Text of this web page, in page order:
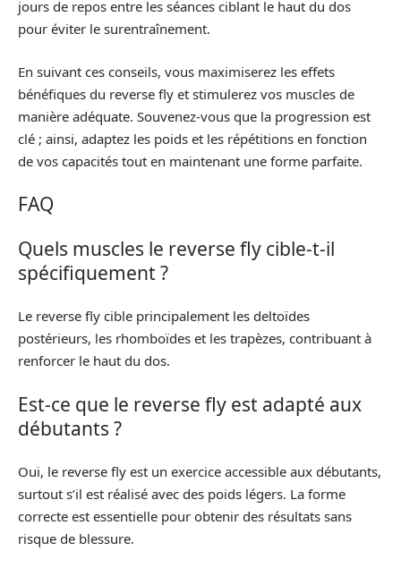
jours de repos entre les séances ciblant le haut du dos
pour éviter le surentraînement.
En suivant ces conseils, vous maximiserez les effets
bénéfiques du reverse fly et stimulerez vos muscles de
manière adéquate. Souvenez-vous que la progression est
clé ; ainsi, adaptez les poids et les répétitions en fonction
de vos capacités tout en maintenant une forme parfaite.
FAQ
Quels muscles le reverse fly cible-t-il
spécifiquement ?
Le reverse fly cible principalement les deltoïdes
postérieurs, les rhomboïdes et les trapèzes, contribuant à
renforcer le haut du dos.
Est-ce que le reverse fly est adapté aux
débutants ?
Oui, le reverse fly est un exercice accessible aux débutants,
surtout s’il est réalisé avec des poids légers. La forme
correcte est essentielle pour obtenir des résultats sans
risque de blessure.